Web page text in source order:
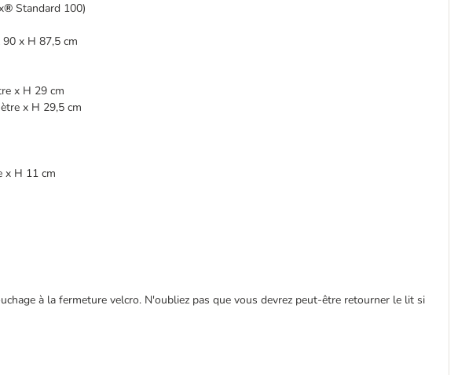
® Standard 100)
x H 87,5 cm
x H 29 cm
x H 29,5 cm
x H 11 cm
à la fermeture velcro. N'oubliez pas que vous devrez peut-être retourner le lit si